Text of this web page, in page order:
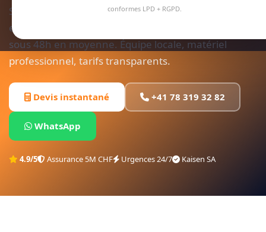
Service nettoyage intermediaire chantier à Bienne
et alentours. Devis gratuit sous 24h, intervention
sous 48h en moyenne. Équipe locale, matériel
professionnel, tarifs transparents.
Devis instantané +41 78 319 32 82
WhatsApp
4.9/5 Assurance 5M CHF Urgences 24/7 Kaisen SA
conformes LPD + RGPD.